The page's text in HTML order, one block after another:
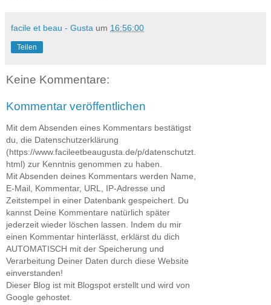
facile et beau - Gusta um 16:56:00
Teilen
Keine Kommentare:
Kommentar veröffentlichen
Mit dem Absenden eines Kommentars bestätigst
du, die Datenschutzerklärung
(https://www.facileetbeaugusta.de/p/datenschutzt.
html) zur Kenntnis genommen zu haben.
Mit Absenden deines Kommentars werden Name,
E-Mail, Kommentar, URL, IP-Adresse und
Zeitstempel in einer Datenbank gespeichert. Du
kannst Deine Kommentare natürlich später
jederzeit wieder löschen lassen. Indem du mir
einen Kommentar hinterlässt, erklärst du dich
AUTOMATISCH mit der Speicherung und
Verarbeitung Deiner Daten durch diese Website
einverstanden!
Dieser Blog ist mit Blogspot erstellt und wird von
Google gehostet.